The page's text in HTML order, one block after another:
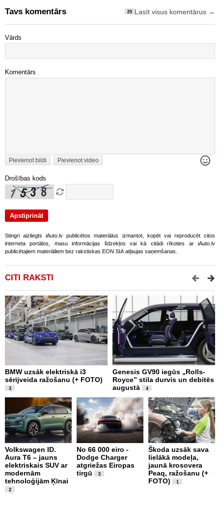
Tavs komentārs 25 Lasīt visus komentārus →
Vārds
Komentārs
Pievienot bildi Pievienot video
Drošības kods
Stingri aizliegts iAuto.lv publicētos materiālus izmantot, kopēt vai reproducēt citos
interneta portālos, masu informācijas līdzekļos vai kā citādi rīkoties ar iAuto.lv
publicētajiem materiāliem bez rakstiskas EON SIA atļaujas saņemšanas.
CITI RAKSTI
BMW uzsāk elektriskā i3
sērijveida ražošanu (+ FOTO)
3
Genesis GV90 iegūs „Rolls-
Royce” stila durvis un debitēs
augustā
4
Volkswagen ID.
Aura T6 – jauns
elektriskais SUV ar
modernām
tehnoloģijām Ķīnai
2
No 66 000 eiro -
Dodge Charger
atgriežas Eiropas
tirgū
3
Škoda uzsāk sava
lielākā modeļa,
jaunā krosovera
Peaq, ražošanu (+
FOTO)
1